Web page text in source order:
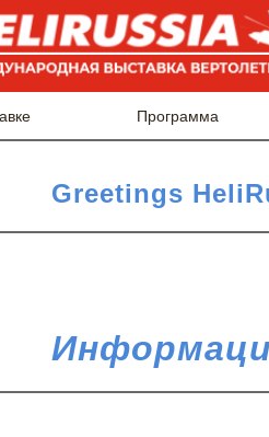
Программа
Greetings